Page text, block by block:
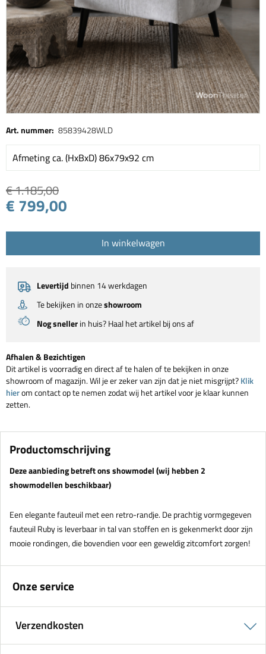
Art. nummer: 85839428WLD
Afmeting ca. (HxBxD) 86x79x92 cm
€ 1.185,00
€ 799,00
In winkelwagen
Levertijd binnen 14 werkdagen
Te bekijken in onzeshowroom
Nog snellerin huis? Haal het artikel bij ons af
Afhalen & Bezichtigen
Dit artikel is voorradig en direct af te halen of te bekijken in onze
showroom of magazijn. Wil je er zeker van zijn dat je niet misgrijpt?Klik
hierom contact op te nemen zodat wij het artikel voor je klaar kunnen
zetten.
Productomschrijving
Deze aanbieding betreft ons showmodel (wij hebben 2
showmodellen beschikbaar)
Een elegante fauteuil met een retro-randje. De prachtig vormgegeven
fauteuil Ruby is leverbaar in tal van stoffen en is gekenmerkt door zijn
mooie rondingen, die bovendien voor een geweldig zitcomfort zorgen!
Onze service
Verzendkosten